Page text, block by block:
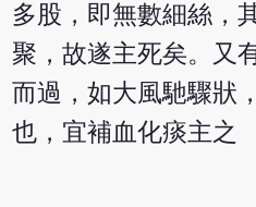
多股，即無數細絲，
聚，故遂主死矣。又
而過，如大風馳驟狀
也，宜補血化痰主之